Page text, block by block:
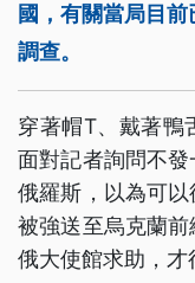
國，有關當局目
調查。
穿著帽T、戴著鴨
面對記者詢問不
俄羅斯，以為可
被強送至烏克蘭
俄大使館求助，才